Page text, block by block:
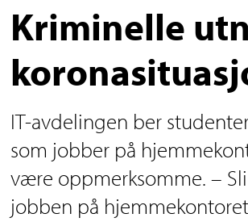
Kriminelle
IT-avdelingen ber
som jobber på
være oppmerksomme. –
jobben på